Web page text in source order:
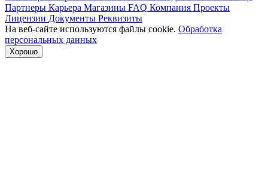
Партнеры Карьера Магазины FAQ Компания Проекты
Лицензии Документы Реквизиты
На веб-сайте используются файлы cookie. Обработка
персональных данных
Хорошо